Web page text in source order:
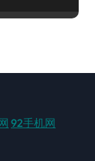
92手机网